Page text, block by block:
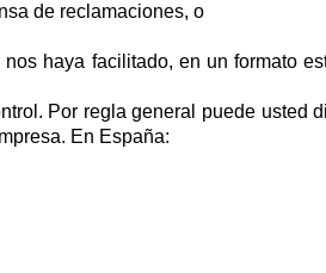
de reclamaciones, o
haya facilitado, en un formato
Por regla general puede usted
En España: